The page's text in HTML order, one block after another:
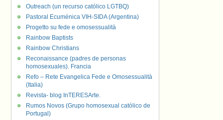
Outreach (un recurso católico LGTBQ)
Pastoral Ecuménica VIH-SIDA (Argentina)
Progetto su fede e omosessualità
Rainbow Baptists
Rainbow Christians
Reconaissance (padres de personas
homosexuales). Francia
Refo – Rete Evangelica Fede e Omosessualità
(Italia)
Revista- blog InTERESArte.
Rumos Novos (Grupo homosexual católico de
Portugal)